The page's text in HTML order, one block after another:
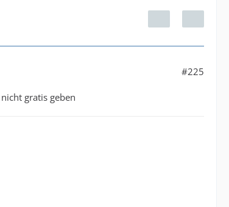
#225
gratis geben